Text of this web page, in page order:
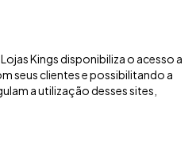
Kings disponibiliza o acesso a
seus clientes e possibilitando a
a utilização desses sites,